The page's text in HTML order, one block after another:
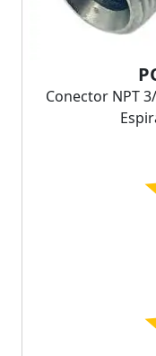
Conector NPT